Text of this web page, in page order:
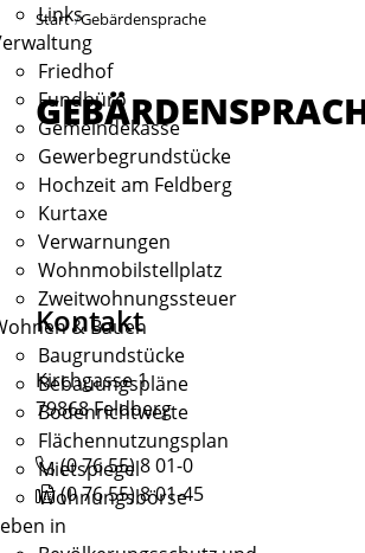
Links
Friedhof
Fundbüro
Gemeindekasse
Gewerbegrundstücke
Hochzeit am Feldberg
Kurtaxe
Verwarnungen
Wohnmobilstellplatz
Zweitwohnungssteuer
& Bauen
Baugrundstücke
Bebauungspläne
Bodenrichtwerte
Flächennutzungsplan
Mietspiegel
Wohnungsbörse
in
Start Gebärdensprache
Kontakt
Kirchgasse 1
79868Feldberg
(07655) 801-0
(07655) 801-45